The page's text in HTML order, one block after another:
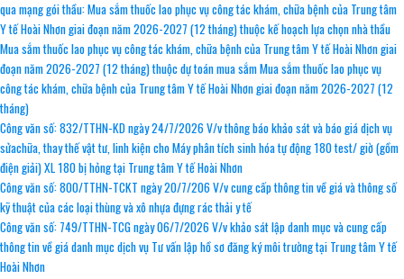
qua mạng gói thầu: Mua sắm thuốc lao phục vụ công tác khám, chữa bệnh của Trung tâm
Y tế Hoài Nhơn giai đoạn năm 2026-2027 (12 tháng) thuộc kế hoạch lựa chọn nhà thầu
Mua sắm thuốc lao phục vụ công tác khám, chữa bệnh của Trung tâm Y tế Hoài Nhơn giai
đoạn năm 2026-2027 (12 tháng) thuộc dự toán mua sắm Mua sắm thuốc lao phục vụ
công tác khám, chữa bệnh của Trung tâm Y tế Hoài Nhơn giai đoạn năm 2026-2027 (12
tháng)
Công văn số: 832/TTHN-KD ngày 24/7/2026 V/v thông báo khảo sát và báo giá dịch vụ
sửachữa, thay thế vật tư, linh kiện cho Máy phân tích sinh hóa tự động 180 test/ giờ (gồm
điện giải) XL 180 bị hỏng tại Trung tâm Y tế Hoài Nhơn
Công văn số: 800/TTHN-TCKT ngày 20/7/206 V/v cung cấp thông tin về giá và thông số
kỹ thuật của các loại thùng và xô nhựa đựng rác thải y tế
Công văn số: 749/TTHN-TCG ngày 06/7/2026 V/v khảo sát lập danh mục và cung cấp
thông tin về giá danh mục dịch vụ Tư vấn lập hồ sơ đăng ký môi trường tại Trung tâm Y tế
Hoài Nhơn